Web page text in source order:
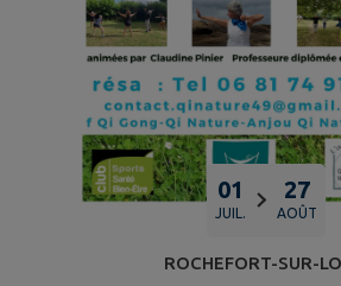
01
JUIL.
27
AOÛT
ROCHEFORT-SUR-